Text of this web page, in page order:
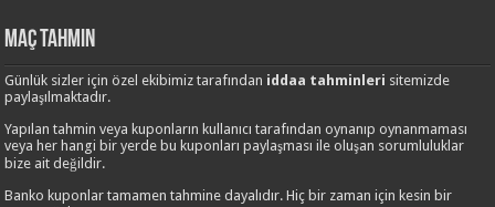
Maç Tahmin
Günlük sizler için özel ekibimiz tarafından iddaa tahminleri sitemizde
paylaşılmaktadır.
Yapılan tahmin veya kuponların kullanıcı tarafından oynanıp oynanmaması
veya her hangi bir yerde bu kuponları paylaşması ile oluşan sorumluluklar
bize ait değildir.
Banko kuponlar tamamen tahmine dayalıdır. Hiç bir zaman için kesin bir